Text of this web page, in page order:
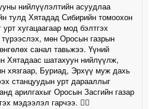
нийлүүлэлтийн асуудлаа
тулд Хятадад Сибирийн томоохон
урт хугацаагаар мод бэлтгэх
түрээслэх, мөн Оросын газрын
санал тавьжээ. Үүний
Хятадаас шатахуун нийлүүлж,
хязгаар, Буриад, Эрхүү муж дахь
станцуудын урт дарааллыг
арилгахыг Оросын Засгийн газар
мэдээлэл гарчээ. 🤦‍♀️